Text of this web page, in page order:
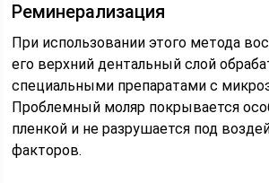
Реминерализация
При использовании этого метода
его верхний дентальный слой
специальными препаратами с
Проблемный моляр покрывается
пленкой и не разрушается под
факторов.